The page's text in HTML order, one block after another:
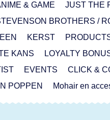
& GAME
JUST THE
BROTHERS /
KERST
KANS
LOYALTY
EVENTS
CLICK &
POPPEN Mohair en